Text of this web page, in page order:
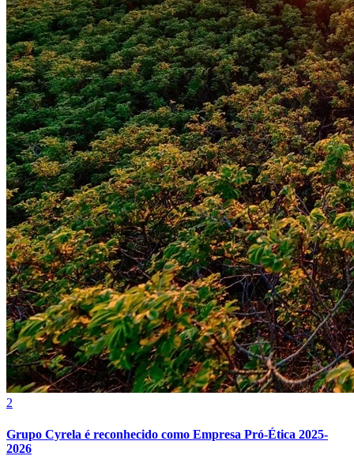
Internacional
2
Grupo Cyrela é reconhecido como Empresa Pró-Ética 2025-
2026